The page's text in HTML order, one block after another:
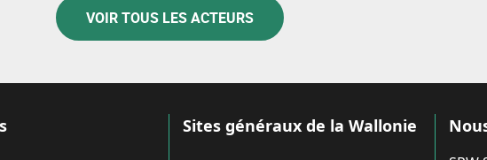
VOIR TOUS LES ACTEURS
Sites généraux de la Wallonie